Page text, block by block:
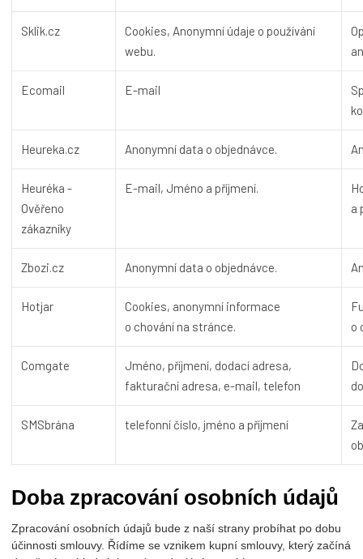
Sklik.cz
Cookies, Anonymní údaje o používání
webu.
Ecomail E-mail
Heureka.cz Anonymní data o objednávce.
Heuréka -
Ověřeno
zákazníky
E-mail, Jméno a příjmení.
a
Zbozi.cz Anonymní data o objednávce.
Hotjar
Cookies, anonymní informace
o chování na stránce.
o
Comgate
Jméno, příjmení, dodací adresa,
fakturační adresa, e-mail, telefon
SMSbrána telefonní číslo, jméno a příjmení
Doba zpracování osobních údajů
Zpracování osobních údajů bude z naší strany probíhat po dobu
účinnosti smlouvy. Řídíme se vznikem kupní smlouvy, který začíná